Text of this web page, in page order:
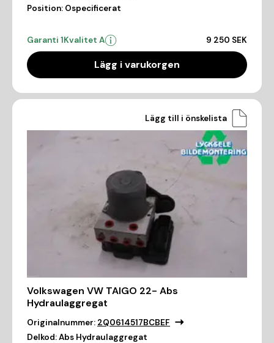
Position: Ospecificerat
Garanti 1Kvalitet A 9 250 SEK
Lägg i varukorgen
Lägg till i önskelista
Volkswagen VW TAIGO 22- Abs
Hydraulaggregat
Originalnummer: 2Q0614517BCBEF
Delkod:Abs Hydraulaggregat